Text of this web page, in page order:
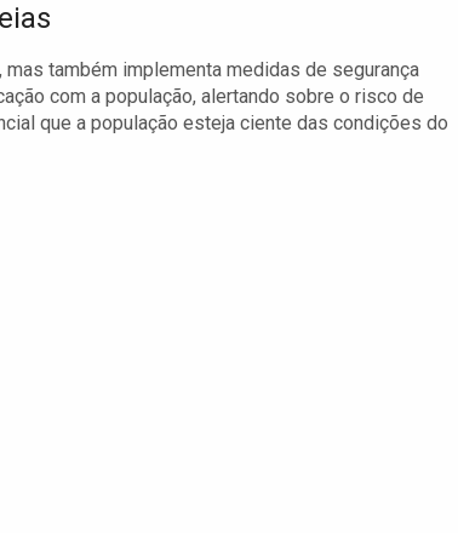
mas também implementa medidas de segurança
com a população, alertando sobre o risco de
que a população esteja ciente das condições do